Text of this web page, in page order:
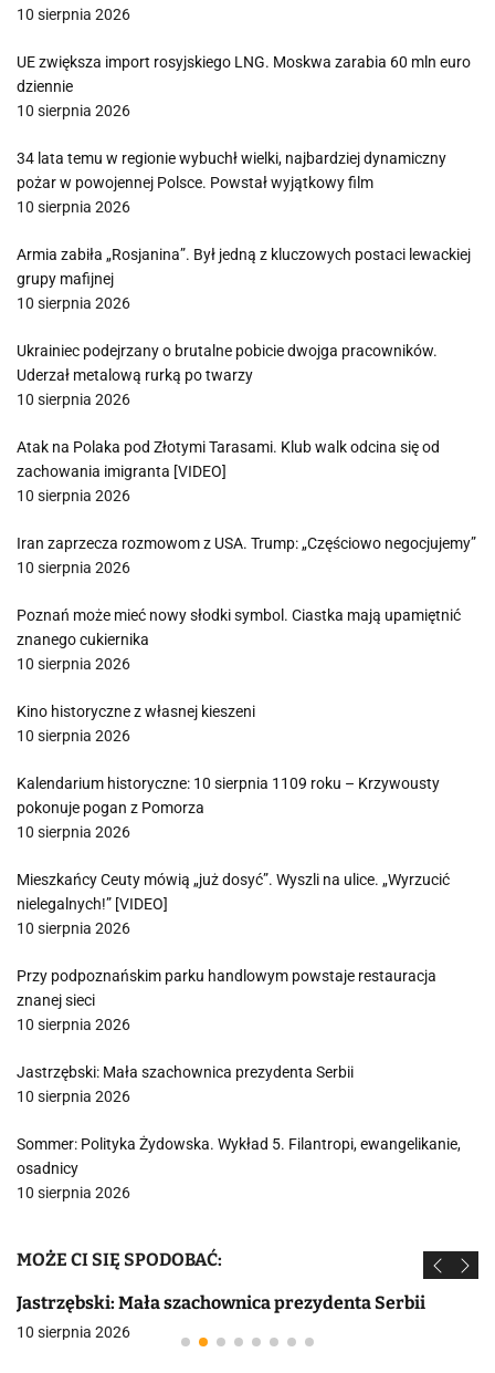
10 sierpnia 2026
UE zwiększa import rosyjskiego LNG. Moskwa zarabia 60 mln euro
dziennie
10 sierpnia 2026
34 lata temu w regionie wybuchł wielki, najbardziej dynamiczny
pożar w powojennej Polsce. Powstał wyjątkowy film
10 sierpnia 2026
Armia zabiła „Rosjanina”. Był jedną z kluczowych postaci lewackiej
grupy mafijnej
10 sierpnia 2026
Ukrainiec podejrzany o brutalne pobicie dwojga pracowników.
Uderzał metalową rurką po twarzy
10 sierpnia 2026
Atak na Polaka pod Złotymi Tarasami. Klub walk odcina się od
zachowania imigranta [VIDEO]
10 sierpnia 2026
Iran zaprzecza rozmowom z USA. Trump: „Częściowo negocjujemy”
10 sierpnia 2026
Poznań może mieć nowy słodki symbol. Ciastka mają upamiętnić
znanego cukiernika
10 sierpnia 2026
Kino historyczne z własnej kieszeni
10 sierpnia 2026
Kalendarium historyczne: 10 sierpnia 1109 roku – Krzywousty
pokonuje pogan z Pomorza
10 sierpnia 2026
Mieszkańcy Ceuty mówią „już dosyć”. Wyszli na ulice. „Wyrzucić
nielegalnych!” [VIDEO]
10 sierpnia 2026
Przy podpoznańskim parku handlowym powstaje restauracja
znanej sieci
10 sierpnia 2026
Jastrzębski: Mała szachownica prezydenta Serbii
10 sierpnia 2026
Sommer: Polityka Żydowska. Wykład 5. Filantropi, ewangelikanie,
osadnicy
10 sierpnia 2026
MOŻE CI SIĘ SPODOBAĆ:
Jastrzębski: Mała szachownica prezydenta Serbii
10 sierpnia 2026